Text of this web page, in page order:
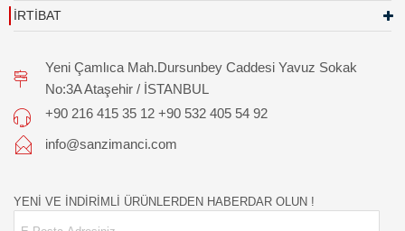
İRTİBAT
Yeni Çamlıca Mah.Dursunbey Caddesi Yavuz Sokak
No:3A Ataşehir / İSTANBUL
+90 216 415 35 12 +90 532 405 54 92
info@sanzimanci.com
YENİ VE İNDİRİMLİ ÜRÜNLERDEN HABERDAR OLUN !